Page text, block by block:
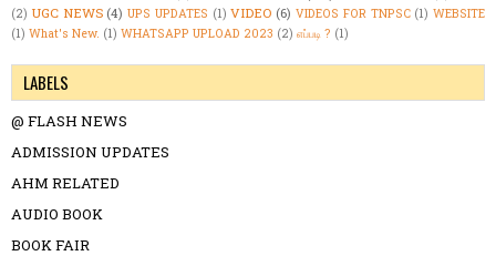
(2) UGC NEWS (4) UPS UPDATES (1) VIDEO (6) VIDEOS FOR TNPSC (1) WEBSITE
(1) What's New. (1) WHATSAPP UPLOAD 2023 (2) எப்படி ? (1)
LABELS
@ FLASH NEWS
ADMISSION UPDATES
AHM RELATED
AUDIO BOOK
BOOK FAIR